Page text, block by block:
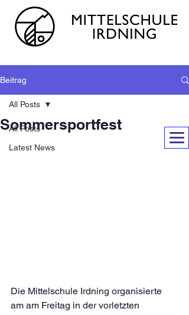
Beitrag
All Posts
Latest News
All Posts
Sommersportfest
Die Mittelschule Irdning organisierte
am am Freitag in der vorletzten